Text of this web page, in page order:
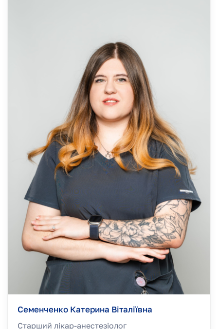
Семенченко Катерина Віталіївна
Старший лікар-анестезiолог